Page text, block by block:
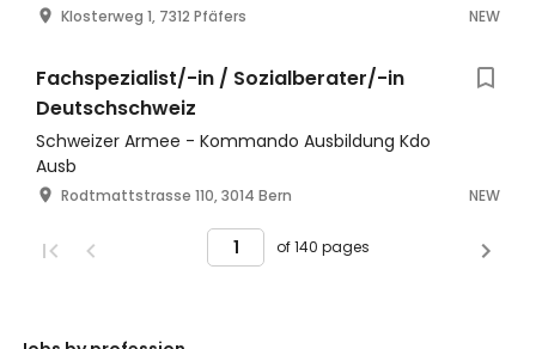
Klosterweg 1, 7312 Pfäfers NEW
Fachspezialist/-in / Sozialberater/-in
Deutschschweiz
Schweizer Armee - Kommando Ausbildung Kdo
Ausb
Rodtmattstrasse 110, 3014 Bern NEW
of 140 pages